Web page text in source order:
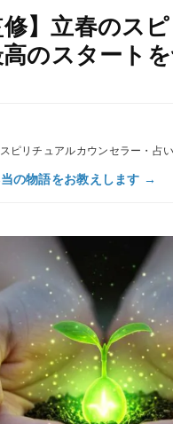
修】立春のス
のスタート
ピリチュアルカウンセラー・占
の物語をお教えします →